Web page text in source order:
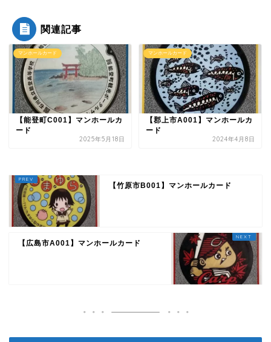
関連記事
マンホールカード
【能登町C001】マンホールカ
ード
2025年5月18日
マンホールカード
【郡上市A001】マンホールカ
ード
2024年4月8日
【竹原市B001】マンホールカード
【広島市A001】マンホールカード